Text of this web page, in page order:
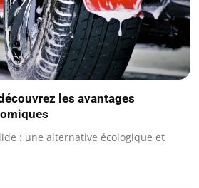
les avantages
: une alternative écologique et